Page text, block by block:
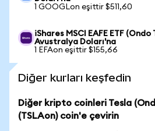
1 GOOGLon eşittir $511,60
iShares MSCI EAFE ETF
Avustralya Doları'na
1 EFAon eşittir $155,66
Diğer kurları keşfedin
Diğer kripto coinleri Tesla
(TSLAon) coin'e çevirin